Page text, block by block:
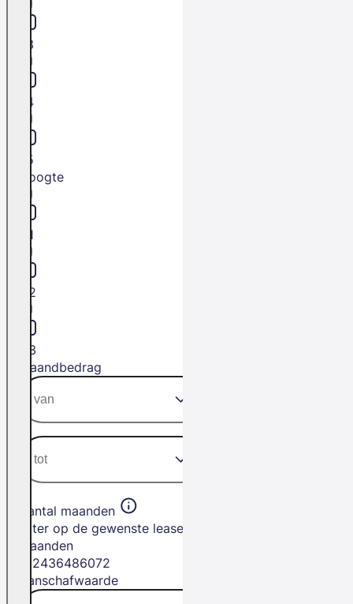
L3
L4
L5
Hoogte
H1
H2
H3
Maandbedrag
Aantal maanden
Filter op de gewenste leasetermijn in
maanden
2436486072
Aanschafwaarde